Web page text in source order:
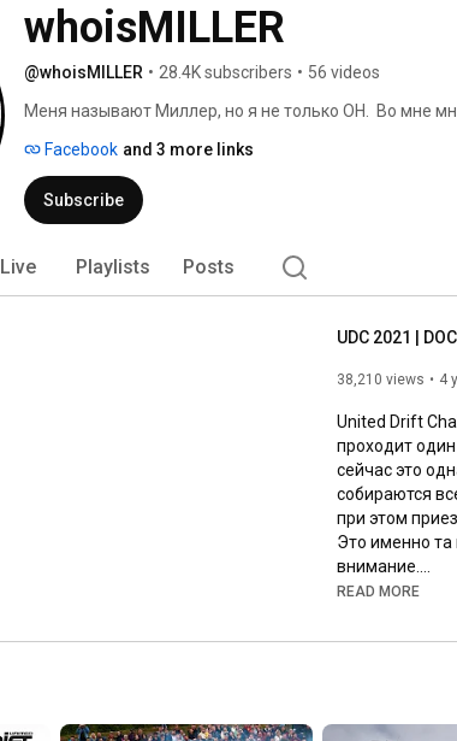
whoisMILLER
@whoisMILLER • 28.4K subscribers • 56 videos
Меня называют Миллер, но я не только ОН.  Во мне
человеком. Если нас так много, то КТО ТАКОЙ
Facebook and 3 more links
Subscribe
Live Playlists Posts
UDC 2021 |
38,210 views 4
United Drift
проходит
сейчас это
собираются
при этом
Это именно та
внимание.
Вадим Вайда
Оператор
READ MORE